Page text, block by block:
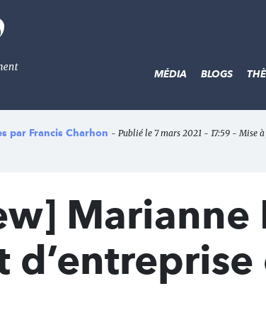
MÉDIA BLOGS
par Francis Charhon - Publié le 7 mars 2021 - 17:59 - Mise
Marianne